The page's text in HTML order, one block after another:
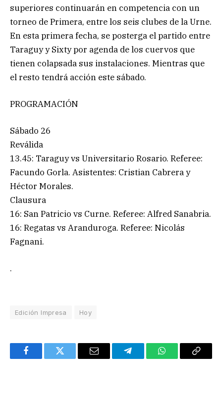
superiores continuarán en competencia con un
torneo de Primera, entre los seis clubes de la Urne.
En esta primera fecha, se posterga el partido entre
Taraguy y Sixty por agenda de los cuervos que
tienen colapsada sus instalaciones. Mientras que
el resto tendrá acción este sábado.
PROGRAMACIÓN
Sábado 26
Reválida
13.45: Taraguy vs Universitario Rosario. Referee:
Facundo Gorla. Asistentes: Cristian Cabrera y
Héctor Morales.
Clausura
16: San Patricio vs Curne. Referee: Alfred Sanabria.
16: Regatas vs Aranduroga. Referee: Nicolás
Fagnani.
.
Edición Impresa Hoy
FacebookTwitter Email TelegramWhatsAppCopy